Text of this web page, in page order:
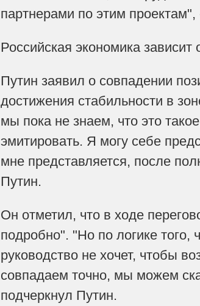
партнерами по этим
Российская экономика
Путин заявил о совпадении
достижения стабильности в
мы пока не знаем, что это
эмитировать. Я могу себе
мне представляется, после
Путин.
Он отметил, что в ходе
подробно". "Но по логике того,
руководство не хочет, чтобы
совпадаем точно, мы можем
подчеркнул Путин.